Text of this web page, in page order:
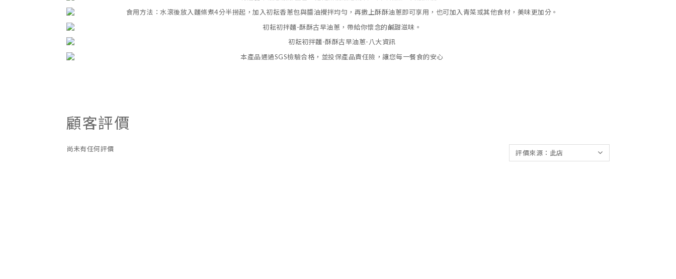
顧客評價
尚未有任何評價